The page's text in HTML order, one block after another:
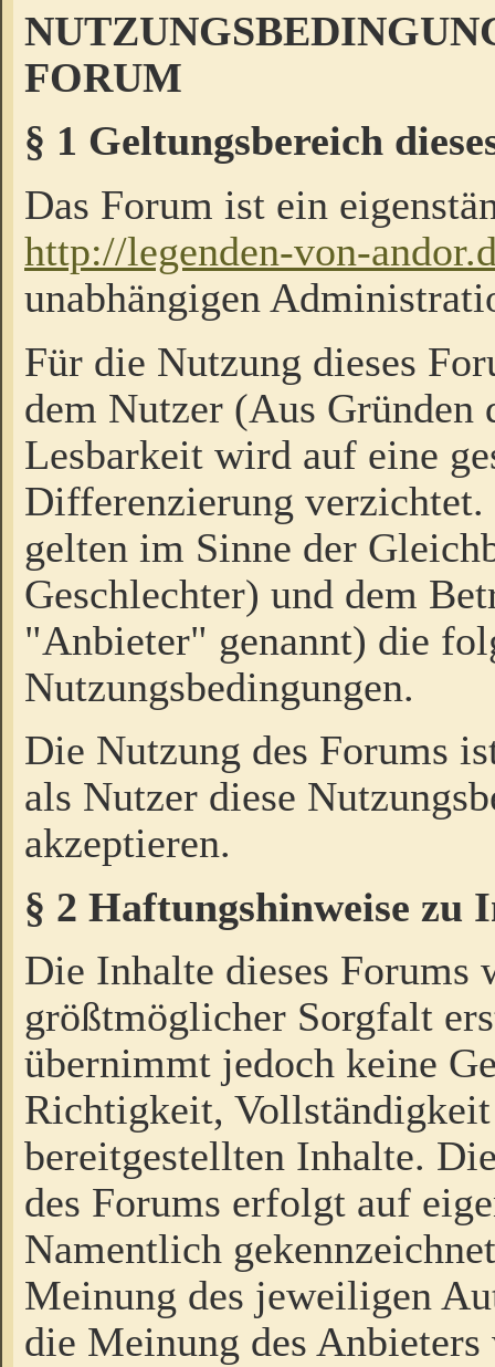
FORUM
§ 1 Geltungsbereich
Das Forum ist ein
http://legenden-von-
unabhängigen
Für die Nutzung dieses
dem Nutzer (Aus Gründen
Lesbarkeit wird auf eine
Differenzierung
gelten im Sinne der
Geschlechter) und dem
"Anbieter" genannt) die
Nutzungsbedingungen.
Die Nutzung des Forums
als Nutzer diese
akzeptieren.
§ 2 Haftungshinweise zu
Die Inhalte dieses Forums
größtmöglicher Sorgfalt
übernimmt jedoch keine
Richtigkeit,
bereitgestellten Inhalte.
des Forums erfolgt auf
Namentlich
Meinung des jeweiligen
die Meinung des Anbieters